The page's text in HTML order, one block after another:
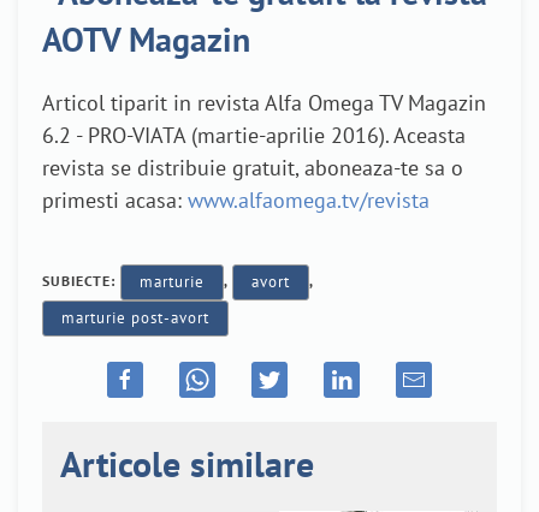
AOTV Magazin
Articol tiparit in revista Alfa Omega TV Magazin
6.2 - PRO-VIATA (martie-aprilie 2016). Aceasta
revista se distribuie gratuit, aboneaza-te sa o
primesti acasa: www.alfaomega.tv/revista
SUBIECTE: marturie , avort ,
marturie post-avort
Articole similare